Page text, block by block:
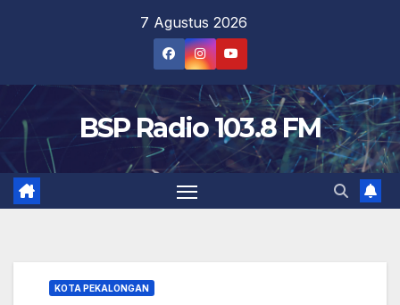
7 Agustus 2026
BSP Radio 103.8 FM
KOTA PEKALONGAN